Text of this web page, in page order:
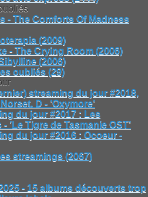
- The Comforts Of Madness
(2009)
- The Crying Room (2006)
(2006)
oubliés (29)
streaming du jour #2018,
D - ’Oxymore’
du jour #2017 : Les
- ’Le Tigre de Tasmanie OST’
du jour #2016 : Ocoeur -
streamings (2067)
- 15 albums découverts trop